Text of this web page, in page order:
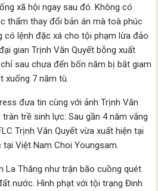
xã hội ngay sau đó. Không có
thẩm thay đổi bản án mà toà phúc
có lệnh đặc xá cho tội phạm lừa đảo
gian Trịnh Văn Quyết bỗng xuất
sau chưa đến bốn năm bị bắt giam
xuống 7 năm tù.
đưa tin cùng với ảnh Trịnh Văn
trề sinh lực: Sau gần 4 năm vắng
Trịnh Văn Quyết vừa xuất hiện tại
Việt Nam Choi Youngsam.
La Thăng như trận bão cuồng quét
nước. Hình phạt với tội trạng Đinh